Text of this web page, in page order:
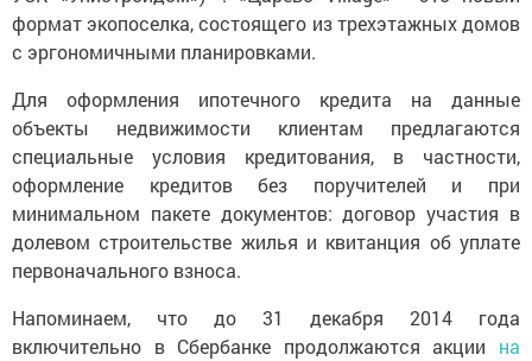
формат экопоселка, состоящего из трехэтажных домов
с эргономичными планировками.
Для оформления ипотечного кредита на данные
объекты недвижимости клиентам предлагаются
специальные условия кредитования, в частности,
оформление кредитов без поручителей и при
минимальном пакете документов: договор участия в
долевом строительстве жилья и квитанция об уплате
первоначального взноса.
Напоминаем, что до 31 декабря 2014 года
включительно в Сбербанке продолжаются акции на